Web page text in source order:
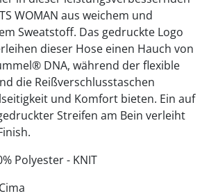
WOMAN aus weichem und
Sweatstoff. Das gedruckte Logo
dieser Hose einen Hauch von
DNA, während der flexible
die Reißverschlusstaschen
und Komfort bieten. Ein auf
Streifen am Bein verleiht
Polyester - KNIT
Cima